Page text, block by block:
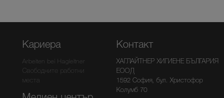
Кариера
Arbeiten bei Hagleitner
Свободните работни
места
Контакт
ХАГЛАЙТНЕР ХИГИЕНЕ БЪЛГАРИЯ
ЕООД
1592 София, бул. Христофор
Колумб 70